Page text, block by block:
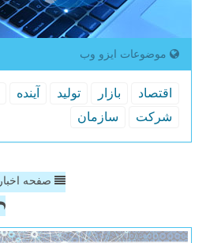
موضوعات ایزو وب
اقتصاد بازار تولید آینده
شركت
سازمان
صفحه اخبار